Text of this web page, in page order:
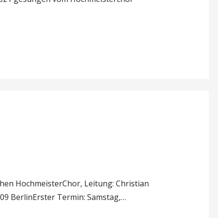
HochmeisterChor, Leitung: Christian
BerlinErster Termin: Samstag,…